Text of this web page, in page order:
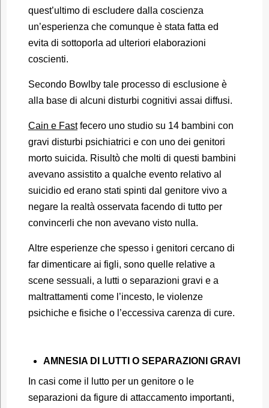
quest’ultimo di escludere dalla coscienza
un’esperienza che comunque è stata fatta ed
evita di sottoporla ad ulteriori elaborazioni
coscienti.
Secondo Bowlby tale processo di esclusione è
alla base di alcuni disturbi cognitivi assai diffusi.
Cain e Fastfecero uno studio su 14 bambini con
gravi disturbi psichiatrici e con uno dei genitori
morto suicida. Risultò che molti di questi bambini
avevano assistito a qualche evento relativo al
suicidio ed erano stati spinti dal genitore vivo a
negare la realtà osservata facendo di tutto per
convincerli che non avevano visto nulla.
Altre esperienze che spesso i genitori cercano di
far dimenticare ai figli, sono quelle relative a
scene sessuali, a lutti o separazioni gravi e a
maltrattamenti come l’incesto, le violenze
psichiche e fisiche o l’eccessiva carenza di cure.
AMNESIA DI LUTTI O SEPARAZIONI GRAVI
In casi come il lutto per un genitore o le
separazioni da figure di attaccamento importanti,